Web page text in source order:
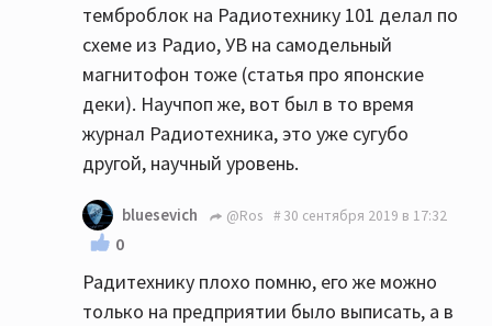
темброблок на Радиотехнику 101 делал по
схеме из Радио, УВ на самодельный
магнитофон тоже (статья про японские
деки). Научпоп же, вот был в то время
журнал Радиотехника, это уже сугубо
другой, научный уровень.
bluesevich @Ros 30 сентября 2019 в 17:32
0
Радитехнику плохо помню, его же можно
только на предприятии было выписать, а в